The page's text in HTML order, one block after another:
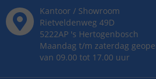
Kantoor / Showroom
Rietveldenweg 49D
5222AP 's Hertogenbosch
Maandag t/m zaterdag
van 09.00 tot 17.00 uur